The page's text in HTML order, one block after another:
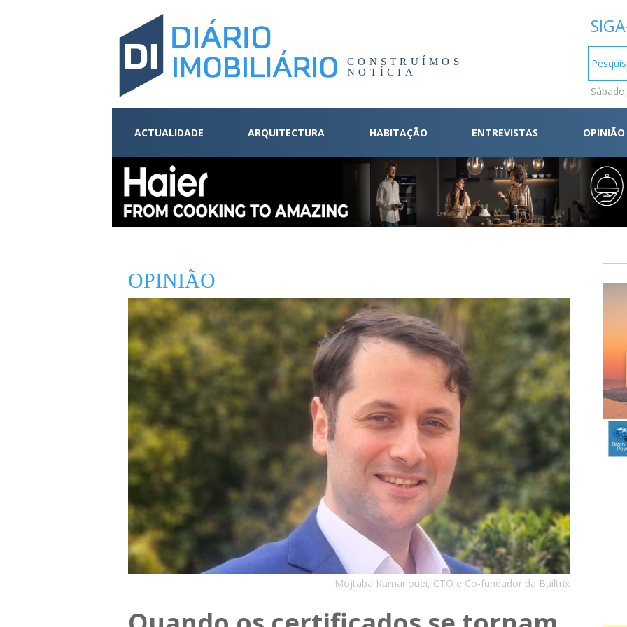
CONSTRUÍMOS
NOTÍCIA
ACTUALIDADE ARQUITECTURA HABITAÇÃO ENTREVISTAS OPINIÃO
OPINIÃO
Mojtaba Kamarlouei, CTO e Co-fundador da Builtrix